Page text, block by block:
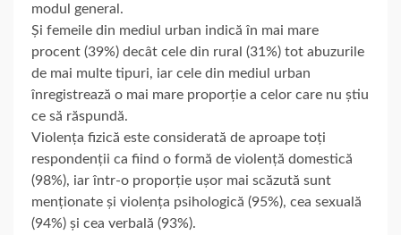
modul general.
Și femeile din mediul urban indică în mai mare
procent (39%) decât cele din rural (31%) tot abuzurile
de mai multe tipuri, iar cele din mediul urban
înregistrează o mai mare proporție a celor care nu știu
ce să răspundă.
Violența fizică este considerată de aproape toți
respondenții ca fiind o formă de violență domestică
(98%), iar într-o proporție ușor mai scăzută sunt
menționate și violența psihologică (95%), cea sexuală
(94%) și cea verbală (93%).